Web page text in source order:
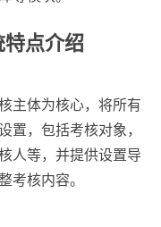
特点介绍
主体为核心，将所有
置，包括考核对象，
人等，并提供设置导
考核内容。